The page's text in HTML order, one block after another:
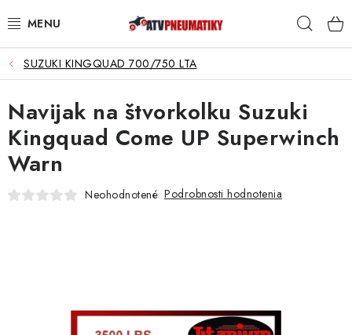
na
PNEUMATIKY
DISKY
ROZŠIROVACIE PODLOŽKY
NÁHRADNÉ DIELY NA ŠTVORKOLKY
KRYTY PODVOZKU
SUZUKI KINGQUAD 700/750 LTA
Navijak na štvorkolku Suzuki
Kingquad Come UP Superwinch
Warn
Neohodnotené Podrobnosti hodnotenia